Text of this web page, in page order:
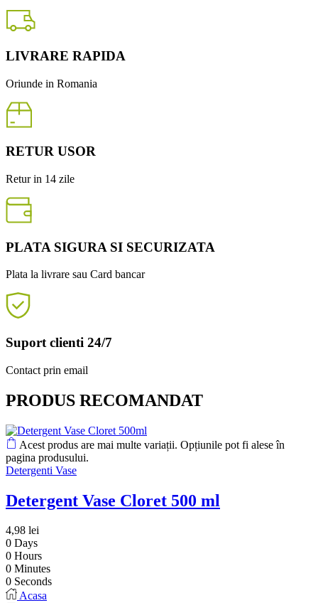
LIVRARE RAPIDA
Oriunde in Romania
RETUR USOR
Retur in 14 zile
PLATA SIGURA SI SECURIZATA
Plata la livrare sau Card bancar
Suport clienti 24/7
Contact prin email
PRODUS RECOMANDAT
Acest produs are mai multe variații. Opțiunile pot fi alese în
pagina produsului.
Detergenti Vase
Detergent Vase Cloret 500 ml
4,98 lei
0 Days
0 Hours
0 Minutes
0 Seconds
Acasa